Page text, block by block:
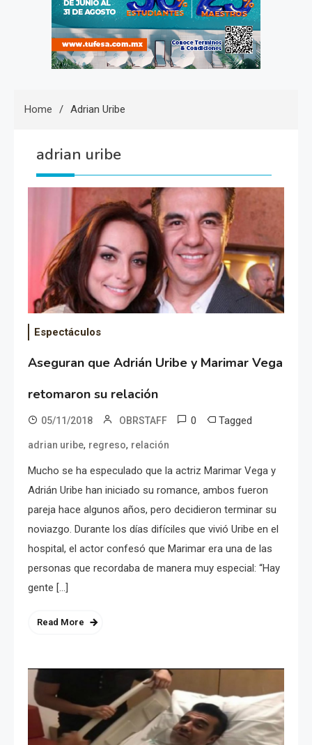
Home Adrian Uribe
adrian uribe
Espectáculos
Aseguran que Adrián Uribe y Marimar Vega
retomaron su relación
05/11/2018 OBRSTAFF 0 Tagged
adrian uribe, regreso, relación
Mucho se ha especulado que la actriz Marimar Vega y
Adrián Uribe han iniciado su romance, ambos fueron
pareja hace algunos años, pero decidieron terminar su
noviazgo. Durante los días difíciles que vivió Uribe en el
hospital, el actor confesó que Marimar era una de las
personas que recordaba de manera muy especial: “Hay
gente […]
Read More